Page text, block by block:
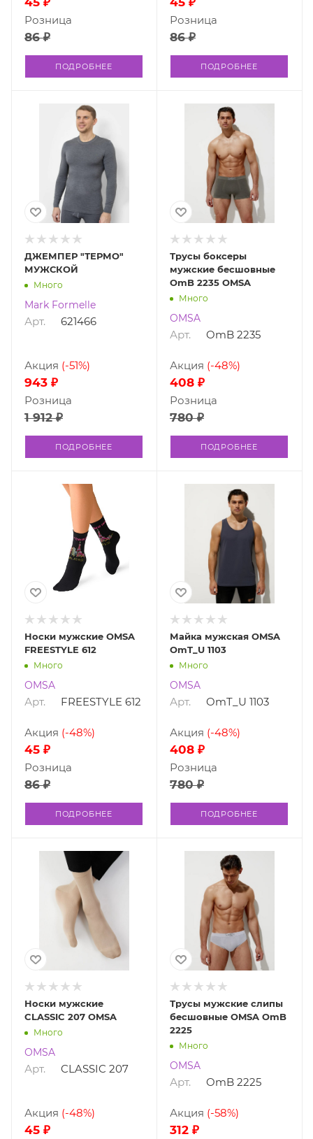
86 ₽
Розница
ПОДРОБНЕЕ
86 ₽
Розница
ПОДРОБНЕЕ
ДЖЕМПЕР "ТЕРМО"
МУЖСКОЙ
Много
Mark Formelle
Арт. 621466
943 ₽
Акция (-51%)
1 912 ₽
Розница
ПОДРОБНЕЕ
Трусы боксеры
мужские бесшовные
OmB 2235 OMSA
Много
OMSA
Арт. OmB 2235
408 ₽
Акция (-48%)
780 ₽
Розница
ПОДРОБНЕЕ
Носки мужские OMSA
FREESTYLE 612
Много
OMSA
Арт. FREESTYLE 612
45 ₽
Акция (-48%)
86 ₽
Розница
ПОДРОБНЕЕ
Майка мужская OMSA
OmT_U 1103
Много
OMSA
Арт. OmT_U 1103
408 ₽
Акция (-48%)
780 ₽
Розница
ПОДРОБНЕЕ
Носки мужские
CLASSIC 207 OMSA
Много
OMSA
Арт. CLASSIC 207
45 ₽
Акция (-48%)
Трусы мужские слипы
бесшовные OMSA OmB
2225
Много
OMSA
Арт. OmB 2225
312 ₽
Акция (-58%)